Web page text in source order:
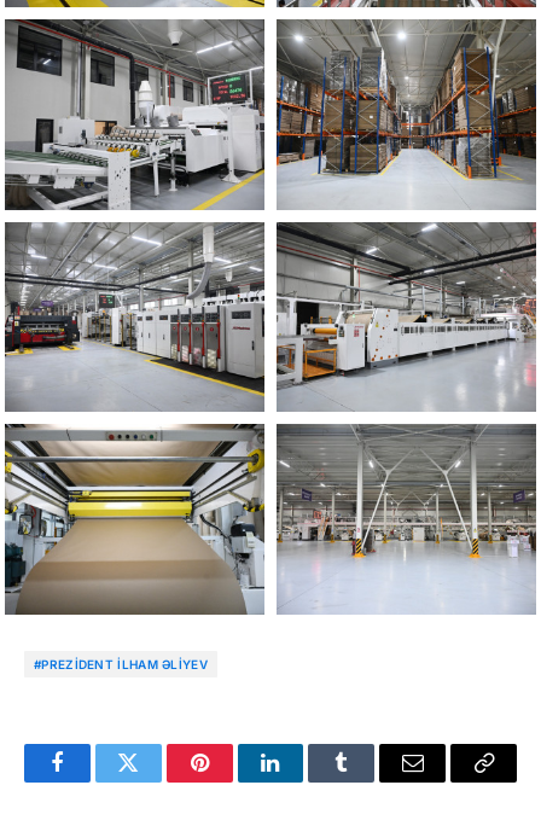
#PREZIDENT İLHAM ƏLIYEV
FacebookTwitter PinterestLinkedInTumblr Email
Copy